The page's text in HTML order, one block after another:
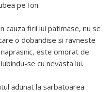
pe Ion.
cauza firii lui patimase, nu se
o dobandise si ravneste
este omorat de
se cu nevasta lui.
adunat la sarbatoarea